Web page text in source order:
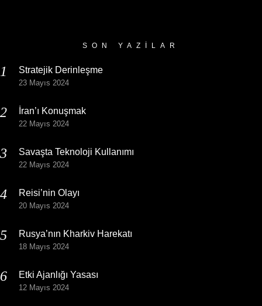
SON YAZILAR
Stratejik Derinleşme
23 Mayıs 2024
İran’ı Konuşmak
22 Mayıs 2024
Savaşta Teknoloji Kullanımı
22 Mayıs 2024
Reisi’nin Olayı
20 Mayıs 2024
Rusya’nın Kharkiv Harekatı
18 Mayıs 2024
Etki Ajanlığı Yasası
12 Mayıs 2024